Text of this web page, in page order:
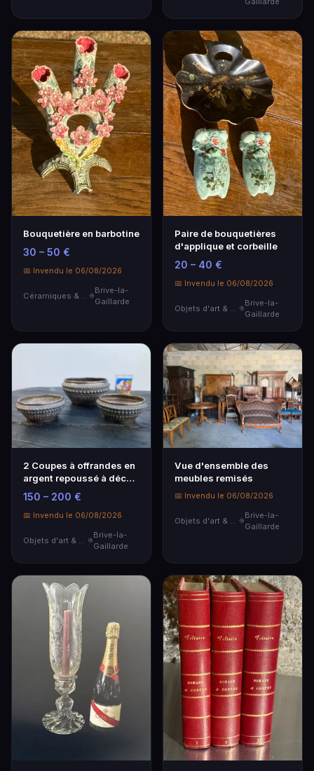
Bouquetière en barbotine
30 – 50 €
📅 Invendu le 06/08/2026
Céramiques & Porcelaine
Brive-la-
Gaillarde
Paire de bouquetières
d'applique et corbeille
20 – 40 €
📅 Invendu le 06/08/2026
Objets d'art & Curiosités
Brive-la-
Gaillarde
2 Coupes à offrandes en
argent repoussé à décor
feuillagé et…
150 – 200 €
📅 Invendu le 06/08/2026
Brive-la-
Gaillarde
Vue d'ensemble des
meubles remisés
📅 Invendu le 06/08/2026
Brive-la-
Gaillarde